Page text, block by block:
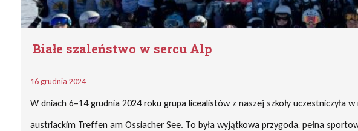
Białe szaleństwo w sercu Alp
16 grudnia 2024
W dniach 6–14 grudnia 2024 roku grupa licealistów z naszej szkoły uczestniczyła
austriackim Treffen am Ossiacher See. To była wyjątkowa przygoda, pełna